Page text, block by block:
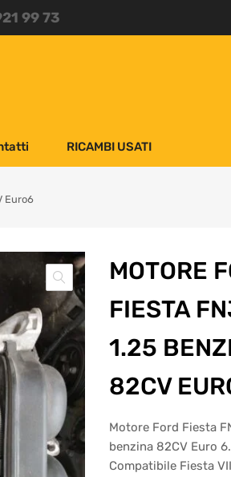
99 73
RICAMBI USATI
Euro6
MOTORE
FIESTA
1.25
82CV
Motore Ford Fiesta
benzina 82CV Euro 6.
Compatibile Fiesta